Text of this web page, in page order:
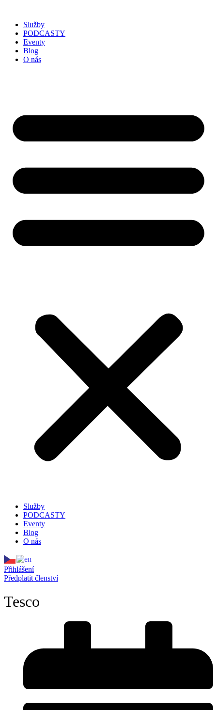
Služby
PODCASTY
Eventy
Blog
O nás
Služby
PODCASTY
Eventy
Blog
O nás
Přihlášení
Předplatit členství
Tesco